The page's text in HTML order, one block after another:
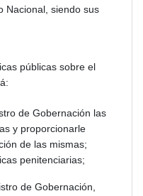
Nacional, siendo sus
públicas sobre el
de Gobernación las
y proporcionarle
de las mismas;
penitenciarias;
de Gobernación,